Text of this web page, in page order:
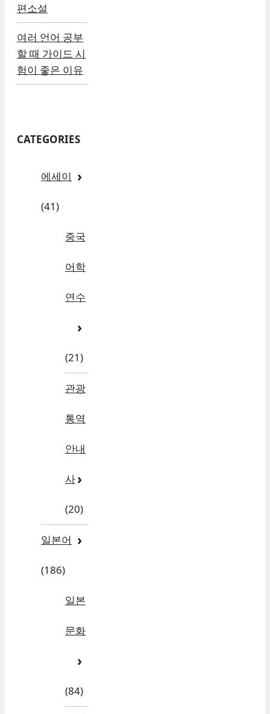
편소설
여러 언어 공부
할 때 가이드 시
험이 좋은 이유
CATEGORIES
에세이
(41)
중국
어학
연수
(21)
관광
통역
안내
사
(20)
일본어
(186)
일본
문화
(84)